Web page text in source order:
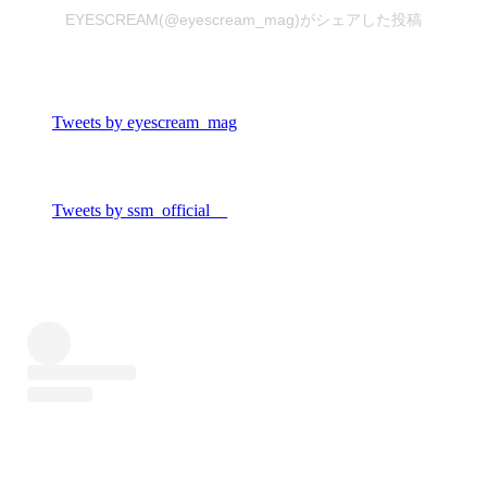
EYESCREAM(@eyescream_mag)がシェアした投稿
Tweets by eyescream_mag
Tweets by ssm_official__